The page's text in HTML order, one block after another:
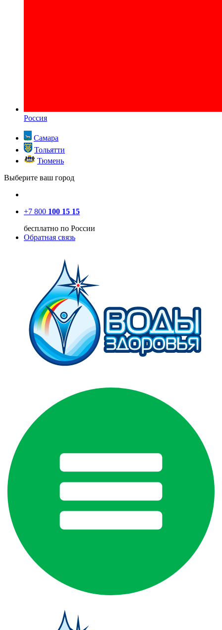
Россия
Самара
Тольятти
Тюмень
Выберите ваш город
+7 800 100 15 15
бесплатно по России
Обратная связь